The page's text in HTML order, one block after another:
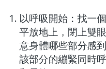
以呼吸開始：找一
平放地上，閉上雙
意身體哪些部分感
該部分的繃緊同時